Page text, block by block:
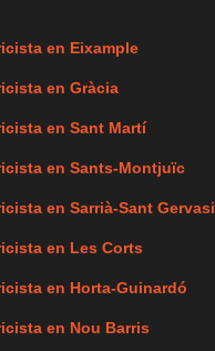
en Eixample
en Gràcia
en Sant Martí
en Sants-Montjuïc
en Sarrià-Sant Gervasi
en Les Corts
en Horta-Guinardó
en Nou Barris